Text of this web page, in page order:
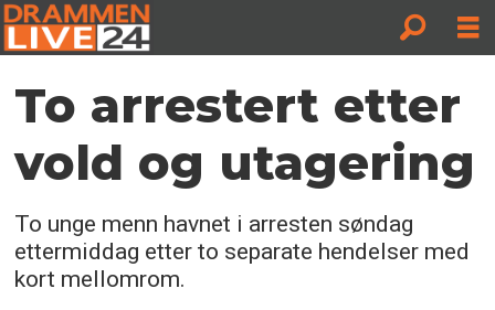
To arrestert etter
vold og utagering
To unge menn havnet i arresten søndag
ettermiddag etter to separate hendelser med
kort mellomrom.